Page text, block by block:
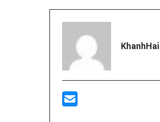
KhanhHai